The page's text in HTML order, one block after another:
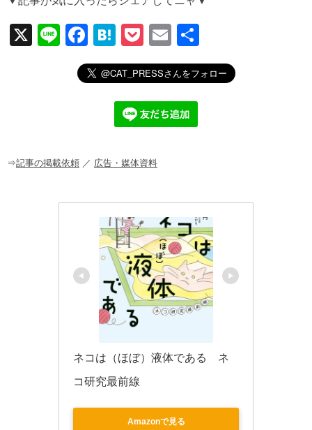
X
Li
F
a
c
o
H
at
e
n
a
P
o
ck
et
E
m
ail
有
⇒記事の掲載依頼 ／ 広告・媒体資料
ネコは（ほぼ）液体である　ネ
コ研究最前線
Amazonで見る